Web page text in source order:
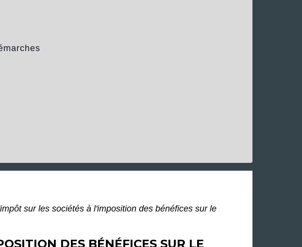
sur les sociétés à l'imposition des bénéfices sur le
DES BÉNÉFICES SUR LE